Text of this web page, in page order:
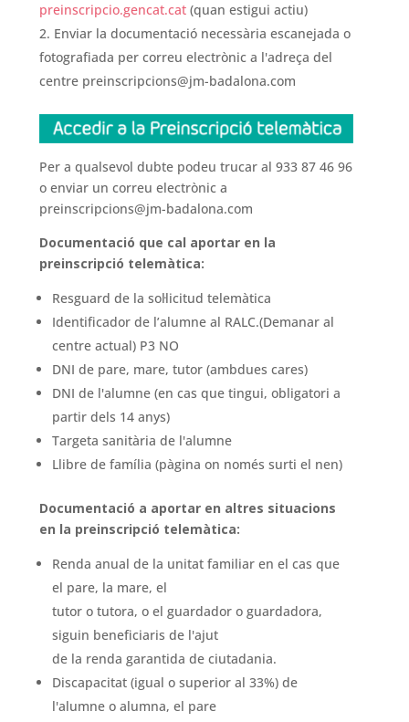
preinscripcio.gencat.cat (quan estigui actiu)
Enviar la documentació necessària escanejada o
fotografiada per correu electrònic a l'adreça del
centre preinscripcions@jm-badalona.com
Per a qualsevol dubte podeu trucar al 933 87 46 96
o enviar un correu electrònic a
preinscripcions@jm-badalona.com
Documentació que cal aportar en la
preinscripció telemàtica:
Resguard de la sol·licitud telemàtica
Identificador de l’alumne al RALC.(Demanar al
centre actual) P3 NO
DNI de pare, mare, tutor (ambdues cares)
DNI de l'alumne (en cas que tingui, obligatori a
partir dels 14 anys)
Targeta sanitària de l'alumne
Llibre de família (pàgina on només surti el nen)
Documentació a aportar en altres situacions
en la preinscripció telemàtica:
Renda anual de la unitat familiar en el cas que
el pare, la mare, el
tutor o tutora, o el guardador o guardadora,
siguin beneficiaris de l'ajut
de la renda garantida de ciutadania.
Discapacitat (igual o superior al 33%) de
l'alumne o alumna, el pare